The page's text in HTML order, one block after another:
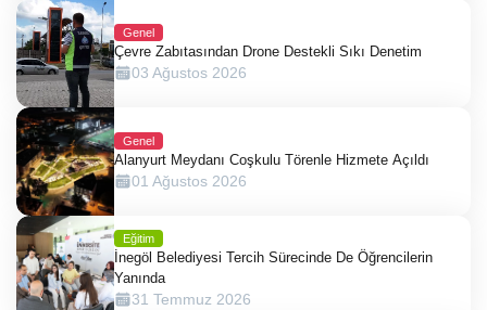
Genel
Çevre Zabıtasından Drone Destekli Sıkı Denetim
03 Ağustos 2026
Genel
Alanyurt Meydanı Coşkulu Törenle Hizmete Açıldı
01 Ağustos 2026
Eğitim
İnegöl Belediyesi Tercih Sürecinde De Öğrencilerin
Yanında
31 Temmuz 2026